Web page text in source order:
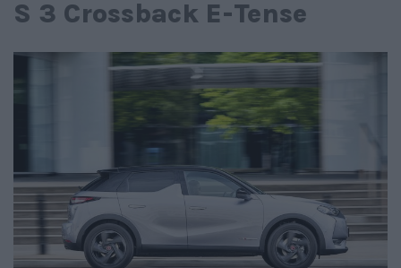
S 3 Crossback E-Tense